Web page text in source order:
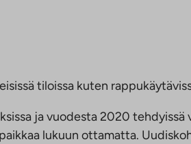
tiloissa kuten
ja vuodesta 2020
lukuun ottamatta.